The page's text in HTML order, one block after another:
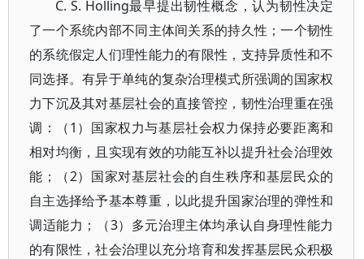
C. S. Holling最早提出韧性概念，认为韧性决定
了一个系统内部不同主体间关系的持久性；一个韧性
的系统假定人们理性能力的有限性，支持异质性和不
同选择。有异于单纯的复杂治理模式所强调的国家权
力下沉及其对基层社会的直接管控，韧性治理重在强
调：（1）国家权力与基层社会权力保持必要距离和
相对均衡，且实现有效的功能互补以提升社会治理效
能；（2）国家对基层社会的自生秩序和基层民众的
自主选择给予基本尊重，以此提升国家治理的弹性和
调适能力；（3）多元治理主体均承认自身理性能力
的有限性，社会治理以充分培育和发挥基层民众积极